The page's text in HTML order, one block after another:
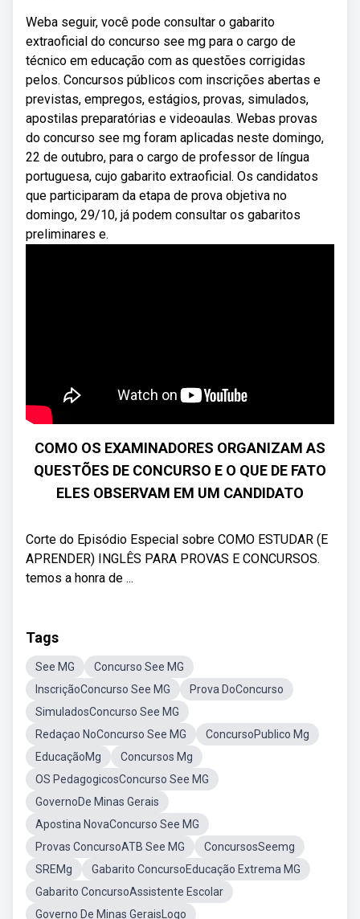
Weba seguir, você pode consultar o gabarito
extraoficial do concurso see mg para o cargo de
técnico em educação com as questões corrigidas
pelos. Concursos públicos com inscrições abertas e
previstas, empregos, estágios, provas, simulados,
apostilas preparatórias e videoaulas. Webas provas
do concurso see mg foram aplicadas neste domingo,
22 de outubro, para o cargo de professor de língua
portuguesa, cujo gabarito extraoficial. Os candidatos
que participaram da etapa de prova objetiva no
domingo, 29/10, já podem consultar os gabaritos
preliminares e.
COMO OS EXAMINADORES ORGANIZAM AS
QUESTÕES DE CONCURSO E O QUE DE FATO
ELES OBSERVAM EM UM CANDIDATO
Corte do Episódio Especial sobre COMO ESTUDAR (E
APRENDER) INGLÊS PARA PROVAS E CONCURSOS.
temos a honra de ...
Tags
See MG
Concurso See MG
InscriçãoConcurso See MG
Prova DoConcurso
SimuladosConcurso See MG
Redaçao NoConcurso See MG
ConcursoPublico Mg
EducaçãoMg
Concursos Mg
OS PedagogicosConcurso See MG
GovernoDe Minas Gerais
Apostina NovaConcurso See MG
Provas ConcursoATB See MG
ConcursosSeemg
SREMg
Gabarito ConcursoEducação Extrema MG
Gabarito ConcursoAssistente Escolar
Governo De Minas GeraisLogo